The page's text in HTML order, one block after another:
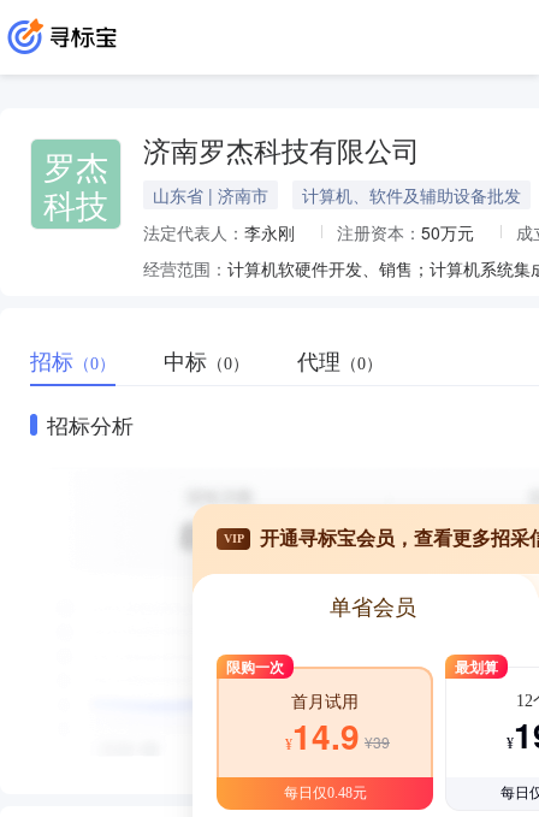
罗杰
科技
济南罗杰科技有限公司
山东省 | 济南市
计算机、软件及辅助设备批发
法定代表人： 李永刚 注册资本： 50万元
成
经营范围：
招标 （0） 中标 （0） 代理 （0）
招标分析
VIP 开通寻标宝会员，查看更多招采
单省会员
限购一次
首月试用
¥14.9 ¥39
每日仅0.48元
最划算
12
¥
每日